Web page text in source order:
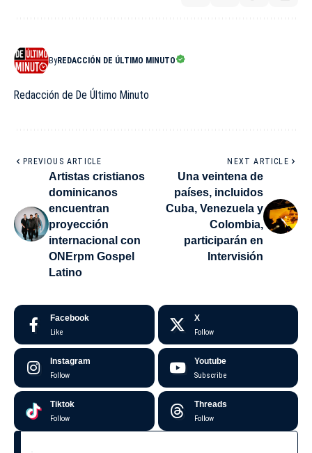
ByREDACCIÓN DE ÚLTIMO MINUTO
Redacción de De Último Minuto
PREVIOUS ARTICLE
Artistas cristianos
dominicanos
encuentran
proyección
internacional con
ONErpm Gospel
Latino
NEXT ARTICLE
Una veintena de
países, incluidos
Cuba, Venezuela y
Colombia,
participarán en
Intervisión
Facebook
Like
X
Follow
Instagram
Follow
Youtube
Subscribe
Tiktok
Follow
Threads
Follow